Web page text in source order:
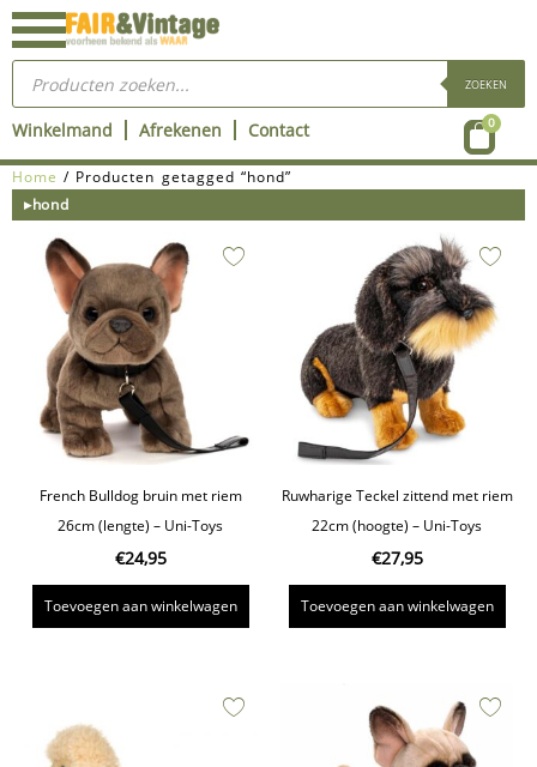
Ga
naar
inhoud
Producten
zoeken ZOEKEN
Winkelmand Afrekenen Contact 0
Home / Producten getagged “hond”
▸hond
French Bulldog bruin met riem
26cm (lengte) – Uni-Toys
€24,95
Toevoegen aan winkelwagen
Ruwharige Teckel zittend met riem
22cm (hoogte) – Uni-Toys
€27,95
Toevoegen aan winkelwagen